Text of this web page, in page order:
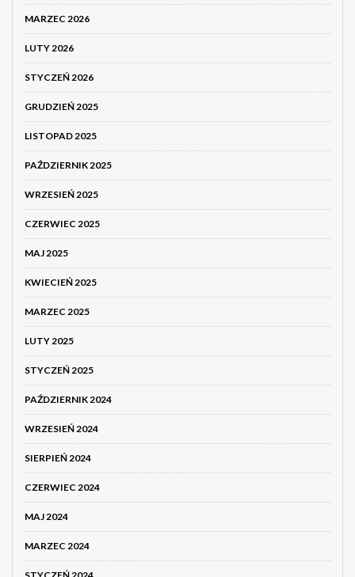
MARZEC 2026
LUTY 2026
STYCZEŃ 2026
GRUDZIEŃ 2025
LISTOPAD 2025
PAŹDZIERNIK 2025
WRZESIEŃ 2025
CZERWIEC 2025
MAJ 2025
KWIECIEŃ 2025
MARZEC 2025
LUTY 2025
STYCZEŃ 2025
PAŹDZIERNIK 2024
WRZESIEŃ 2024
SIERPIEŃ 2024
CZERWIEC 2024
MAJ 2024
MARZEC 2024